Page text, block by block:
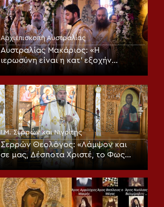
Αρχιεπισκοπή Αυστραλίας
Αυστραλίας Μακάριος: «Η
ιερωσύνη είναι η κατ’ εξοχήν
μεταμορφωτική δύναμη μέσα σε
πνευματικά»
Ι.Μ. Σερρών και Νιγρίτης
Σερρών Θεολόγος: «Λάμψον και
σε μας, Δέσποτα Χριστέ, το Φως
Σου το αιώνιον!»